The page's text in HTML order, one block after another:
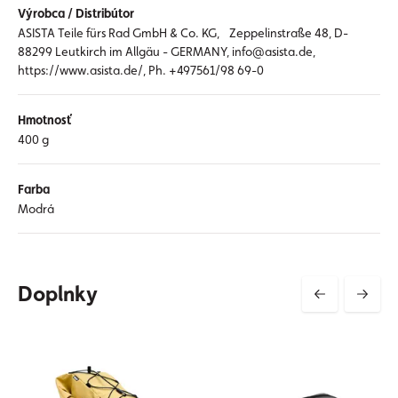
Výrobca / Distribútor
ASISTA Teile fürs Rad GmbH & Co. KG, Zeppelinstraße 48, D-
88299 Leutkirch im Allgäu - GERMANY, info@asista.de,
https://www.asista.de/, Ph. +497561/98 69-0
Hmotnosť
400 g
Farba
Modrá
Doplnky